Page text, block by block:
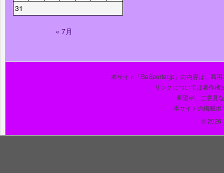
31
« 7月
本サイト「BeSporter.jp」の内容は、商
リンクについては著作権
希望や、ご意見
本サイトの掲載ポ
© 2026